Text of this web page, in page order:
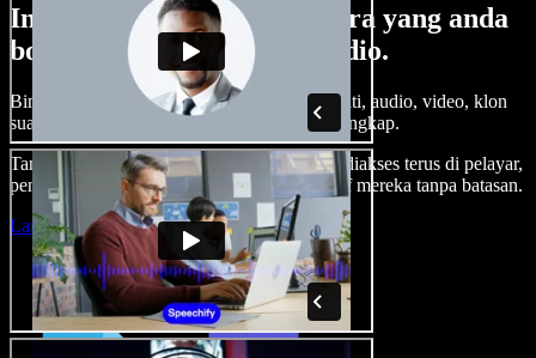
Ini hanya sebahagian perkara yang anda
boleh buat di Speechify Studio.
Bina suara latar, tambah imej stok tanpa royalti, audio, video, klon
suara anda, untuk projek audio video yang lengkap.
Tanpa keluk pembelajaran dan semua boleh diakses terus di pelayar,
pencipta boleh realisasikan segala idea kreatif mereka tanpa batasan.
Lancarkan Studio